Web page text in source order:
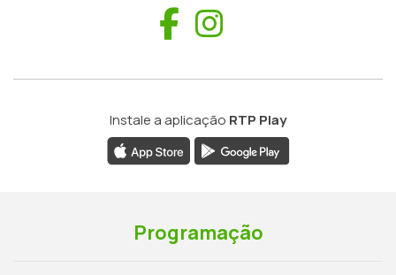
Facebook
Instale a aplicação RTP Play
Programação